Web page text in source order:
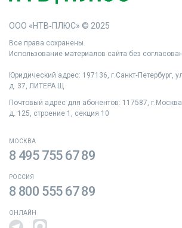
ООО «НТВ‑ПЛЮС» © 2025
Все права сохранены.
Использование материалов сайта без
Юридический адрес: 197136, г.Санкт‑Петербург,
д. 37, ЛИТЕРА Щ
Почтовый адрес для абонентов: 117587,
д. 125, строение 1, секция 10
МОСКВА
8 495 755 67 89
РОССИЯ
8 800 555 67 89
ОНЛАЙН